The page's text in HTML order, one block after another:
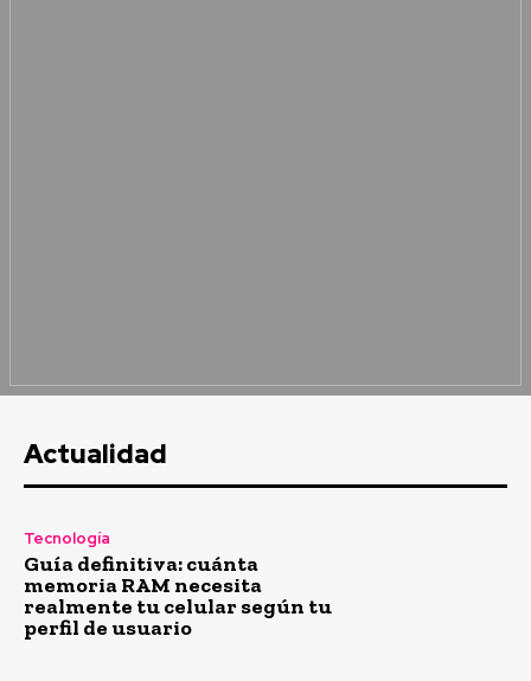
Actualidad
Tecnología
Guía definitiva: cuánta
memoria RAM necesita
realmente tu celular según tu
perfil de usuario